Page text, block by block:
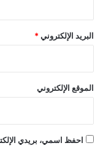
البريد الإلكتروني *
الموقع الإلكتروني
احفظ اسمي، بريدي